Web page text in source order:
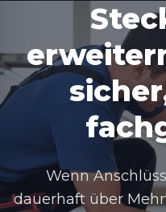
Wenn
dauerhaft über